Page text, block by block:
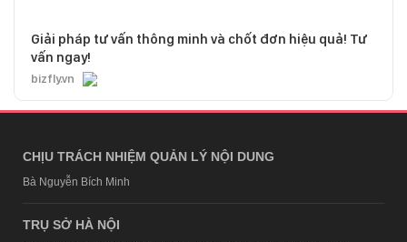
Giải pháp tư vấn thông minh và chốt đơn hiệu quả! Tư
vấn ngay!
bizfly.vn
CHỊU TRÁCH NHIỆM QUẢN LÝ NỘI DUNG
Bà Nguyễn Bích Minh
TRỤ SỞ HÀ NỘI